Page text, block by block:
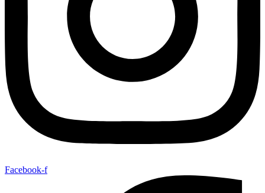
Facebook-f